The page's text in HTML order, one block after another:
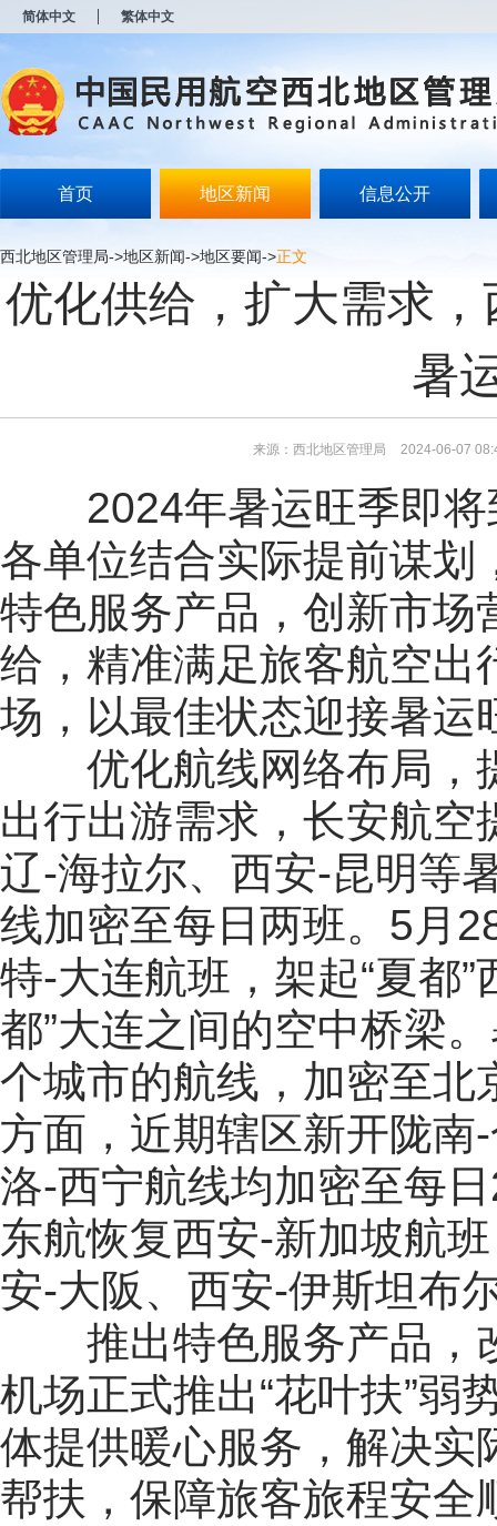
简体中文 繁体中文
首页 地区新闻 信息公开
西北地区管理局->地区新闻->地区要闻->正文
优化供给，扩大需求
暑
来源：西北地区管理局 2024-06-07
2024年暑运旺季即
各单位结合实际提前谋划
特色服务产品，创新市场
给，精准满足旅客航空出
场，以最佳状态迎接暑运
优化航线网络布局，
出行出游需求，长安航
辽-海拉尔、西安-昆明等
线加密至每日两班。5月
特-大连航班，架起“夏都”
都”大连之间的空中桥梁
个城市的航线，加密至北
方面，近期辖区新开陇南
洛-西宁航线均加密至每
东航恢复西安-新加坡航
安-大阪、西安-伊斯坦布
推出特色服务产品，
机场正式推出“花叶扶”弱
体提供暖心服务，解决实
帮扶，保障旅客旅程安全
开
无
障
说
按
Alt
波
浪